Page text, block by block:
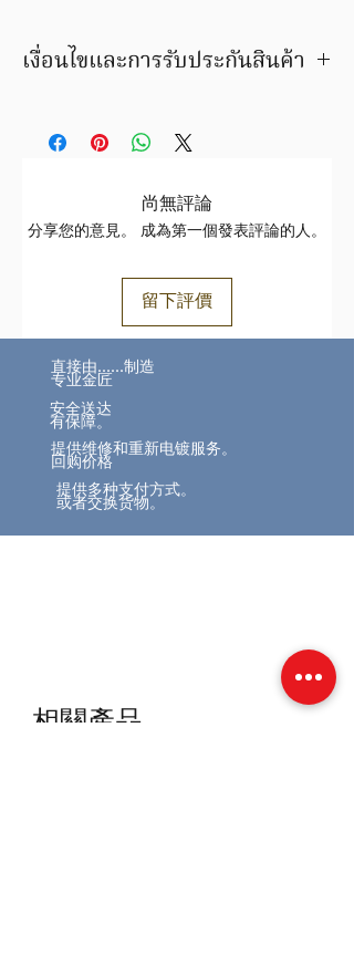
เงื่อนไขและการรับประกันสินค้า
เลือกเปลี่ยนสีเป็นสีทอง สีพิ้งโกล์ด หรือสี
ทองขาวได้ ภายในระยะเวลารับประกัน
ราคาทอง ขึ้น/ลง ตามประกาศของสมาคม
ค้าทองคำฯสินค้าชิ้นนี้ อาจมีการ
ราคาขึ้นอยู่กับราคาทองตามประกาศ
ทองhttps://www.goldtraders.or.th/
ได้ที่FAQ
尚無評論
分享您的意見。 成為第一個發表評論的人。
留下評價
直接由……制造
专业金匠
安全送达
有保障。
提供维修和重新电镀服务。
回购价格
提供多种支付方式。
或者交换货物。
相關產品